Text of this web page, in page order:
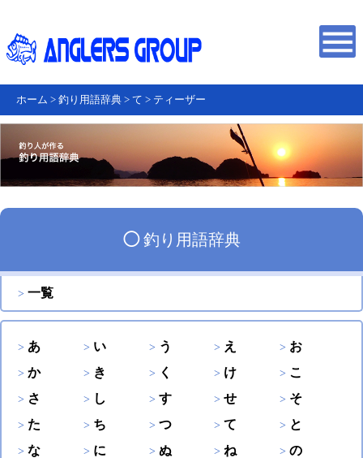
ホーム > 釣り用語辞典 > て > ティーザー
◯釣り用語辞典
一覧
あ い う え
お
か
き く け
こ
さ
し す せ
そ
た
ち つ て
と
な
に ぬ ね
の